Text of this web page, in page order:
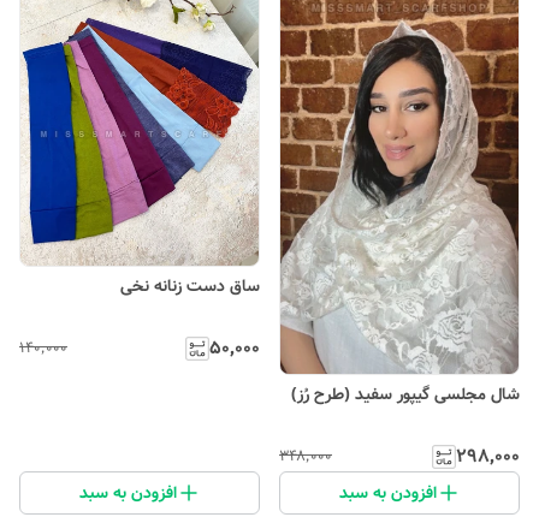
شال مجلسی گیپور سفید (طرح رُز)
۲۹۸٬۰۰۰ ۳۴۸٬۰۰۰
افزودن به سبد
ساق دست زنانه نخی
۵۰٬۰۰۰ ۱۴۰٬۰۰۰
افزودن به سبد